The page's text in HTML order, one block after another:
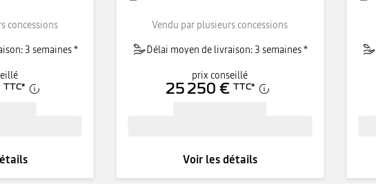
concessions
3 semaines *
TTC*
Vendu par plusieurs concessions
Délai moyen de livraison: 3 semaines *
prix conseillé
25 250 € TTC*
Voir les détails